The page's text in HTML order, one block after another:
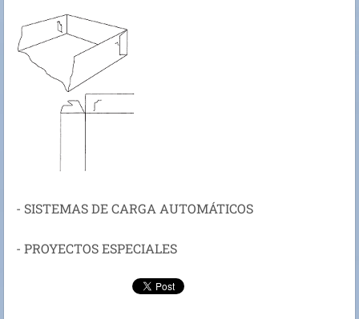
- SISTEMAS DE CARGA AUTOMÁTICOS
- PROYECTOS ESPECIALES